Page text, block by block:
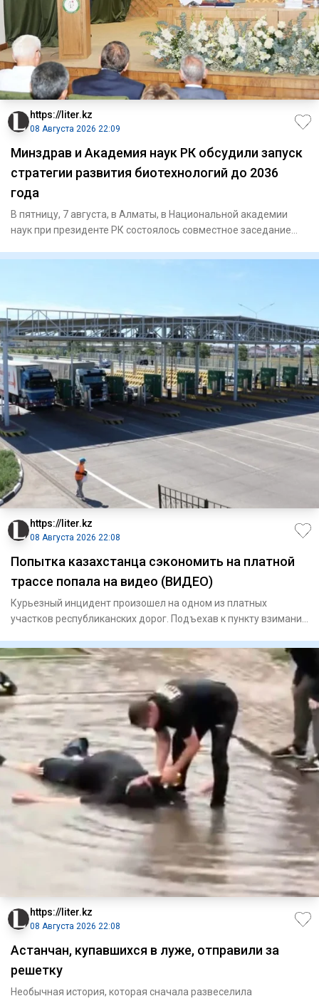
https://liter.kz
08 Августа 2026 22:09
Минздрав и Академия наук РК обсудили запуск
стратегии развития биотехнологий до 2036
года
В пятницу, 7 августа, в Алматы, в Национальной академии
наук при президенте РК состоялось совместное заседание
https://liter.kz
08 Августа 2026 22:08
Попытка казахстанца сэкономить на платной
трассе попала на видео (ВИДЕО)
Курьезный инцидент произошел на одном из платных
участков республиканских дорог. Подъехав к пункту взимания
https://liter.kz
08 Августа 2026 22:08
Астанчан, купавшихся в луже, отправили за
решетку
Необычная история, которая сначала развеселила